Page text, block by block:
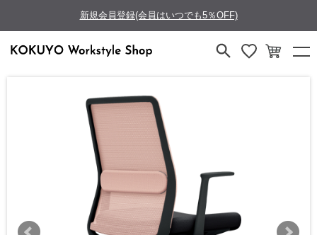
新規会員登録(会員はいつでも5％OFF)